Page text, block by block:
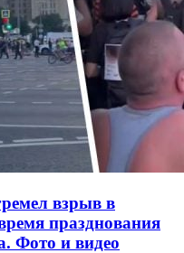
взрыв в
празднования
Фото и видео